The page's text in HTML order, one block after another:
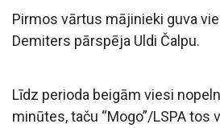
Pirmos vārtus mājinieki guva
Demiters pārspēja Uldi Čalpu.
Līdz perioda beigām viesi
minūtes, taču “Mogo”/LSPA tos